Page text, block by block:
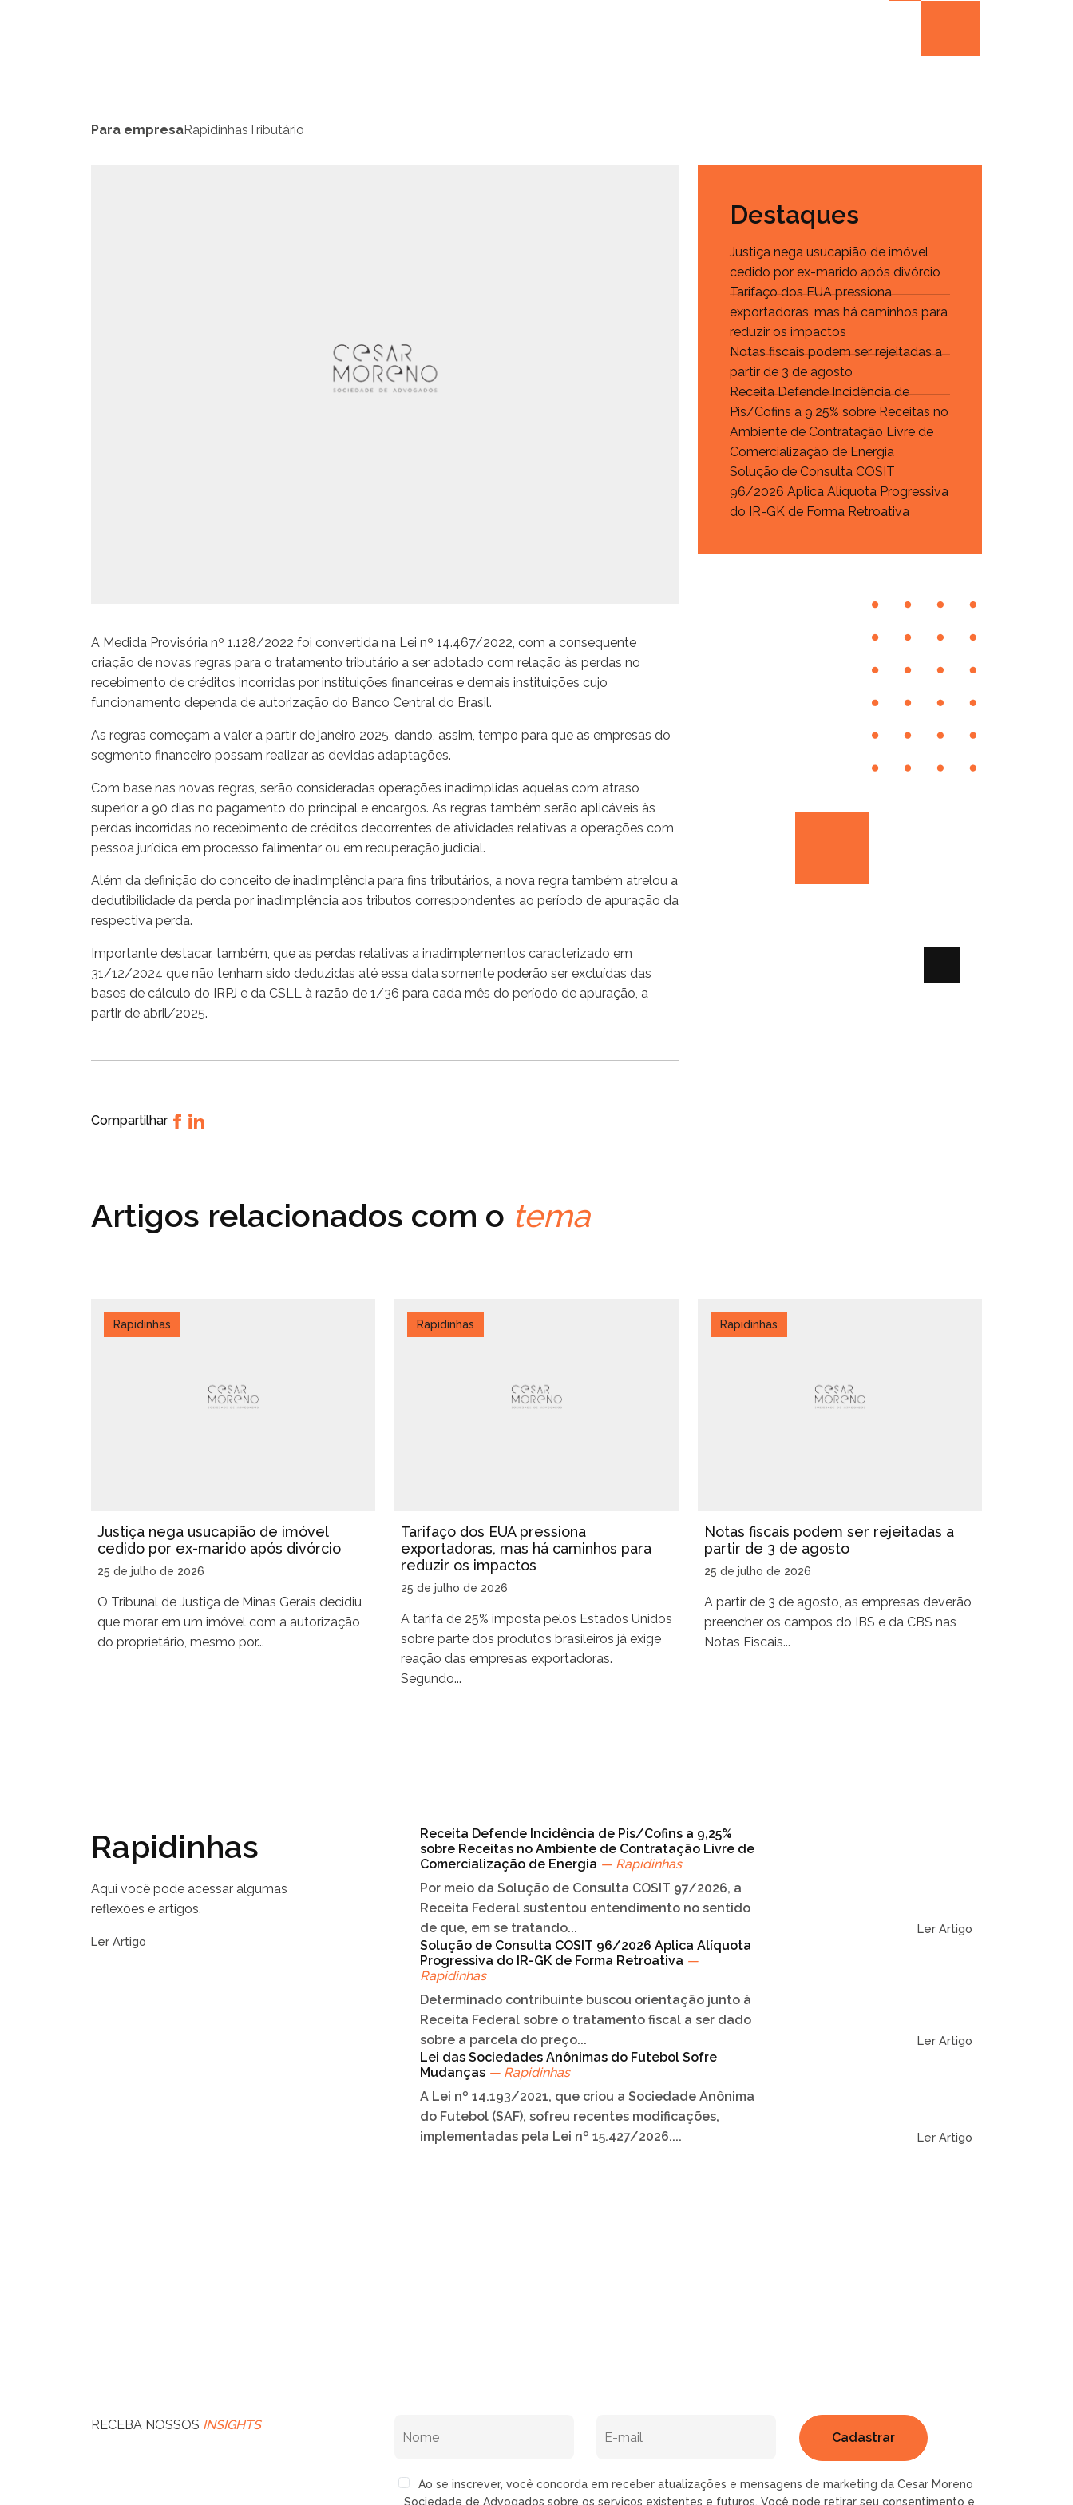
Para empresaRapidinhasTributário
A Medida Provisória nº 1.128/2022 foi convertida na Lei nº 14.467/2022, com a consequente
criação de novas regras para o tratamento tributário a ser adotado com relação às perdas no
recebimento de créditos incorridas por instituições financeiras e demais instituições cujo
funcionamento dependa de autorização do Banco Central do Brasil.
As regras começam a valer a partir de janeiro 2025, dando, assim, tempo para que as empresas do
segmento financeiro possam realizar as devidas adaptações.
Com base nas novas regras, serão consideradas operações inadimplidas aquelas com atraso
superior a 90 dias no pagamento do principal e encargos. As regras também serão aplicáveis às
perdas incorridas no recebimento de créditos decorrentes de atividades relativas a operações com
pessoa jurídica em processo falimentar ou em recuperação judicial.
Além da definição do conceito de inadimplência para fins tributários, a nova regra também atrelou a
dedutibilidade da perda por inadimplência aos tributos correspondentes ao período de apuração da
respectiva perda.
Importante destacar, também, que as perdas relativas a inadimplementos caracterizado em
31/12/2024 que não tenham sido deduzidas até essa data somente poderão ser excluídas das
bases de cálculo do IRPJ e da CSLL à razão de 1/36 para cada mês do período de apuração, a
partir de abril/2025.
Compartilhar
Destaques
Justiça nega usucapião de imóvel
cedido por ex-marido após divórcio
Tarifaço dos EUA pressiona
exportadoras, mas há caminhos para
reduzir os impactos
Notas fiscais podem ser rejeitadas a
partir de 3 de agosto
Receita Defende Incidência de
Pis/Cofins a 9,25% sobre Receitas no
Ambiente de Contratação Livre de
Comercialização de Energia
Solução de Consulta COSIT
96/2026 Aplica Alíquota Progressiva
do IR-GK de Forma Retroativa
Artigos relacionados com o tema
Rapidinhas
Justiça nega usucapião de imóvel
cedido por ex-marido após divórcio
25 de julho de 2026
O Tribunal de Justiça de Minas Gerais decidiu
que morar em um imóvel com a autorização
do proprietário, mesmo por...
Rapidinhas
Tarifaço dos EUA pressiona
exportadoras, mas há caminhos para
reduzir os impactos
25 de julho de 2026
A tarifa de 25% imposta pelos Estados Unidos
sobre parte dos produtos brasileiros já exige
reação das empresas exportadoras.
Segundo...
Rapidinhas
Notas fiscais podem ser rejeitadas a
partir de 3 de agosto
25 de julho de 2026
A partir de 3 de agosto, as empresas deverão
preencher os campos do IBS e da CBS nas
Notas Fiscais...
Rapidinhas
Aqui você pode acessar algumas
reflexões e artigos.
Ler Artigo
Receita Defende Incidência de Pis/Cofins a 9,25%
sobre Receitas no Ambiente de Contratação Livre de
Comercialização de Energia — Rapidinhas
Por meio da Solução de Consulta COSIT 97/2026, a
Receita Federal sustentou entendimento no sentido
de que, em se tratando...
Ler Artigo
Solução de Consulta COSIT 96/2026 Aplica Alíquota
Progressiva do IR-GK de Forma Retroativa —
Rapidinhas
Determinado contribuinte buscou orientação junto à
Receita Federal sobre o tratamento fiscal a ser dado
sobre a parcela do preço...
Ler Artigo
Lei das Sociedades Anônimas do Futebol Sofre
Mudanças — Rapidinhas
A Lei nº 14.193/2021, que criou a Sociedade Anônima
do Futebol (SAF), sofreu recentes modificações,
implementadas pela Lei nº 15.427/2026....
Ler Artigo
RECEBA NOSSOS INSIGHTS
Ao se inscrever, você concorda em receber atualizações e mensagens de marketing da Cesar Moreno
Sociedade de Advogados sobre os serviços existentes e futuros. Você pode retirar seu consentimento e